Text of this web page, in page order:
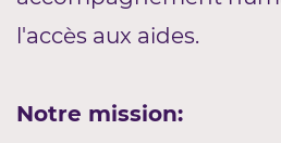
l'accès aux aides.
Notre mission: